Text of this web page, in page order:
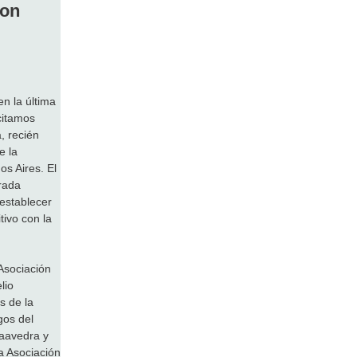
la última
recién
la
Aires. El
con la
de la
del
y
Asociación